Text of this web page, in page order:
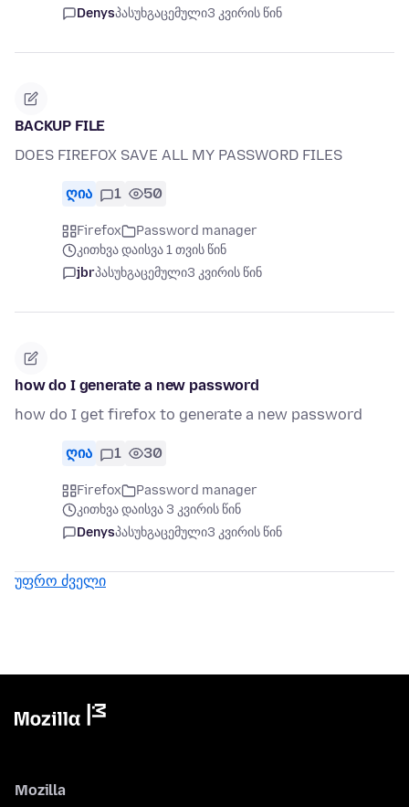
Denysპასუხგაცემული3 კვირის წინ
BACKUP FILE
DOES FIREFOX SAVE ALL MY PASSWORD FILES
ღია 1 50
Firefox
Password manager
კითხვა დაისვა 1 თვის წინ
jbrპასუხგაცემული3 კვირის წინ
how do I generate a new password
how do I get firefox to generate a new password
ღია 1 30
Firefox
Password manager
კითხვა დაისვა 3 კვირის წინ
Denysპასუხგაცემული3 კვირის წინ
უფრო ძველი
Mozilla